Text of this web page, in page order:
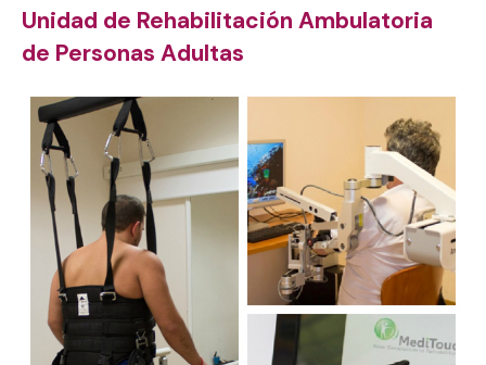
Unidad de Rehabilitación Ambulatoria
de Personas Adultas